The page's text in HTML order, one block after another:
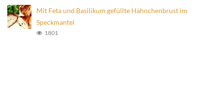
Mit Feta und Basilikum gefüllte Hähnchenbrust im
Speckmantel
1801